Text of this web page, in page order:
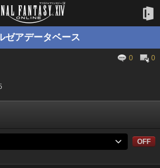
ゼアデータベース
0 0
OFF